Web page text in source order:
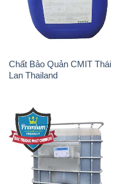
Chất Bảo Quản CMIT Thái
Lan Thailand